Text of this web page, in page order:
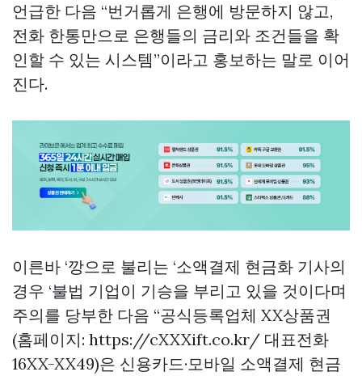
언급한 다음 “번거롭게 은행에 방문하지 않고,
전화 한통만으로 은행들의 금리와 조건들을 확
인할 수 있는 시스템”이라고 홍보하는 말로 이어
진다.
이른바 ‘깡으로 불리는 ‘소액결제 현금화 기사의
경우 ‘불법 기업이 기승을 부리고 있을 것이다며
주의를 당부한 다음 “공식등록업체 XX상품권
(홈페이지: https://cXXXift.co.kr/ 대표전화
16XX-XX49)은 신용카드·모바일 소액결제 현금